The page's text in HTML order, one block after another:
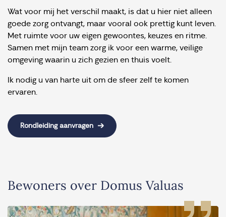
Wat voor mij het verschil maakt, is dat u hier niet alleen
goede zorg ontvangt, maar vooral ook prettig kunt leven.
Met ruimte voor uw eigen gewoontes, keuzes en ritme.
Samen met mijn team zorg ik voor een warme, veilige
omgeving waarin u zich gezien en thuis voelt.
Ik nodig u van harte uit om de sfeer zelf te komen
ervaren.
Rondleiding aanvragen
Bewoners over Domus Valuas